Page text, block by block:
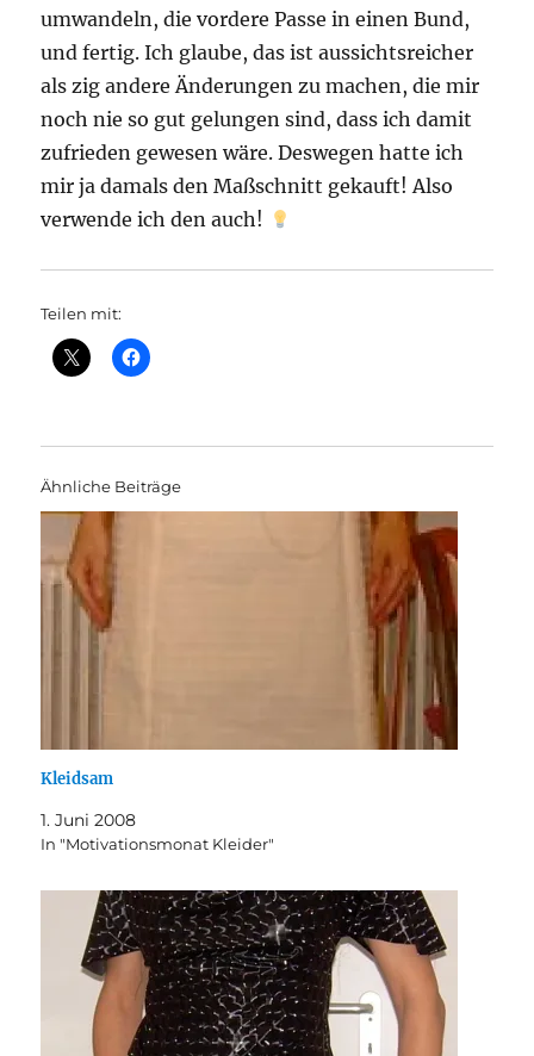
umwandeln, die vordere Passe in einen Bund,
und fertig. Ich glaube, das ist aussichtsreicher
als zig andere Änderungen zu machen, die mir
noch nie so gut gelungen sind, dass ich damit
zufrieden gewesen wäre. Deswegen hatte ich
mir ja damals den Maßschnitt gekauft! Also
verwende ich den auch!
Teilen mit:
Ähnliche Beiträge
Kleidsam
1. Juni 2008
In "Motivationsmonat Kleider"